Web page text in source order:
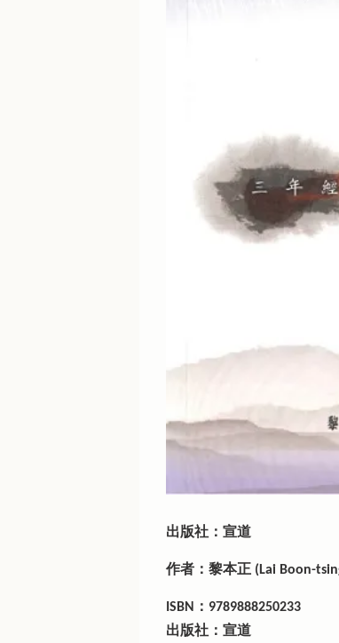
出版社：宣道
作者：黎本正 (Lai Boon-
ISBN：9789888250233
出版社：宣道